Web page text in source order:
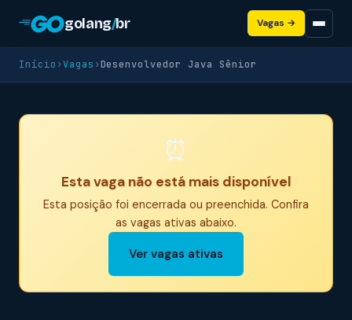
golang/br Vagas →
Início ›Vagas ›Desenvolvedor Java Sênior
⏰
Esta vaga não está mais disponível
Esta posição foi encerrada ou preenchida. Confira
as vagas ativas abaixo.
Ver vagas ativas